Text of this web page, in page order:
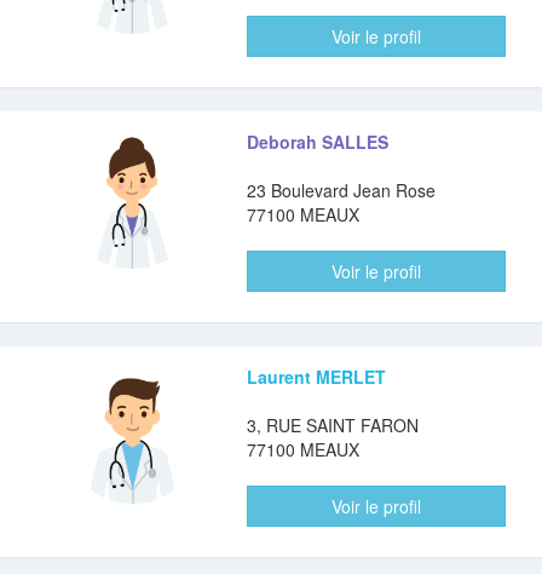
Voir le profil
Deborah SALLES
23 Boulevard Jean Rose
77100 MEAUX
Voir le profil
Laurent MERLET
3, RUE SAINT FARON
77100 MEAUX
Voir le profil